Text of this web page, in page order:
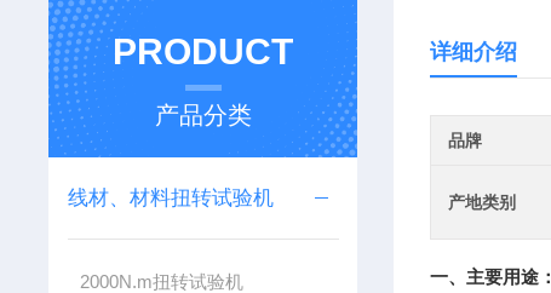
PRODUCT
产品分类
线材、材料扭转试验机
2000N.m扭转试验机
详细介绍
品牌
产地类别
一、主要用途：